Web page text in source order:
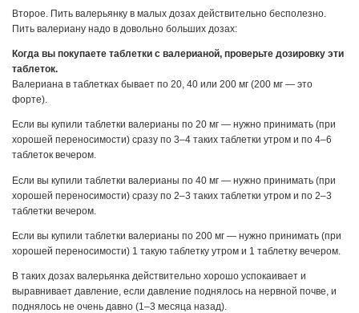
Второе. Пить валерьянку в малых дозах действительно бесполезно.
Пить валериану надо в довольно больших дозах:
Когда вы покупаете таблетки с валерианой, проверьте дозировку эти
таблеток.
Валериана в таблетках бывает по 20, 40 или 200 мг (200 мг — это
форте).
Если вы купили таблетки валерианы по 20 мг — нужно принимать (при
хорошей переносимости) сразу по 3–4 таких таблетки утром и по 4–6
таблеток вечером.
Если вы купили таблетки валерианы по 40 мг — нужно принимать (при
хорошей переносимости) сразу по 2–3 таких таблетки утром и по 2–3
таблетки вечером.
Если вы купили таблетки валерианы по 200 мг — нужно принимать (при
хорошей переносимости) 1 такую таблетку утром и 1 таблетку вечером.
В таких дозах валерьянка действительно хорошо успокаивает и
выравнивает давление, если давление поднялось на нервной почве, и
поднялось не очень давно (1–3 месяца назад).